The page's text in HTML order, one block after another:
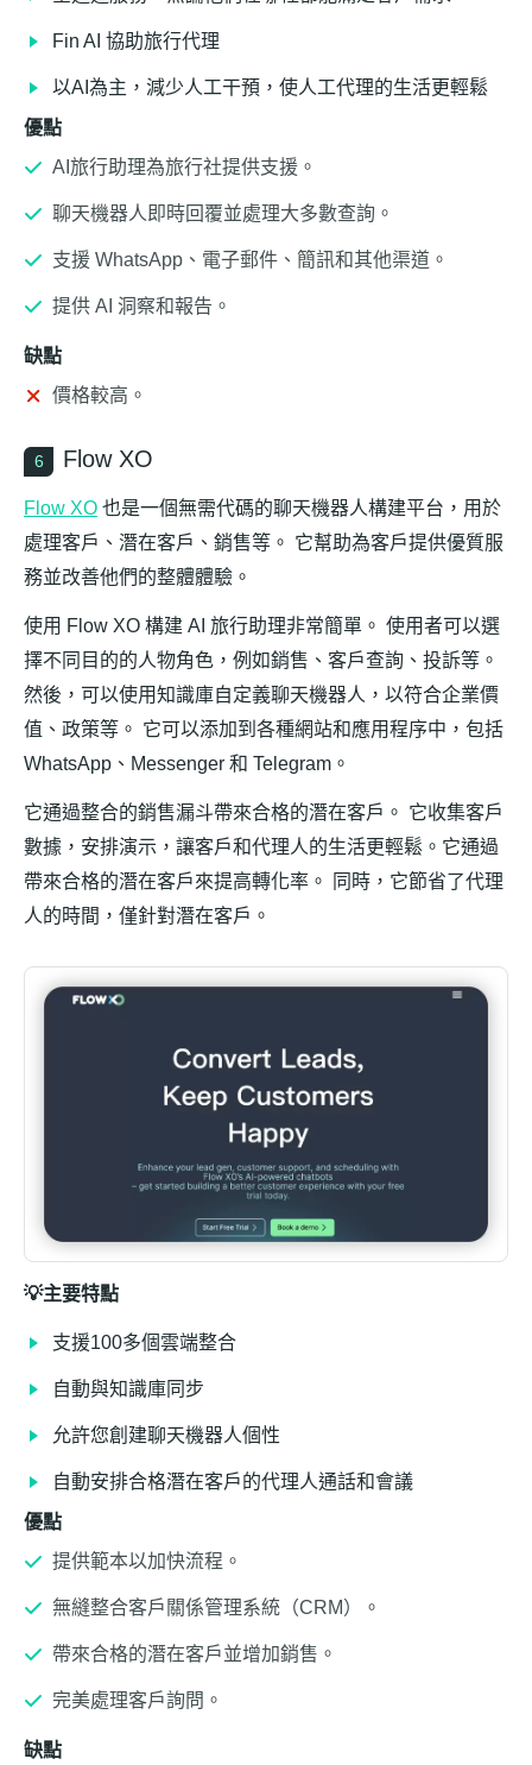
Fin AI 協助旅行代理
以AI為主，減少人工干預，使人工代理的生活更輕鬆
優點
AI旅行助理為旅行社提供支援。
聊天機器人即時回覆並處理大多數查詢。
支援 WhatsApp、電子郵件、簡訊和其他渠道。
提供 AI 洞察和報告。
缺點
價格較高。
6 Flow XO
Flow XO 也是一個無需代碼的聊天機器人構建平台，用於
處理客戶、潛在客戶、銷售等。 它幫助為客戶提供優質服
務並改善他們的整體體驗。
使用 Flow XO 構建 AI 旅行助理非常簡單。 使用者可以選
擇不同目的的人物角色，例如銷售、客戶查詢、投訴等。
然後，可以使用知識庫自定義聊天機器人，以符合企業價
值、政策等。 它可以添加到各種網站和應用程序中，包括
WhatsApp、Messenger 和 Telegram。
它通過整合的銷售漏斗帶來合格的潛在客戶。 它收集客戶
數據，安排演示，讓客戶和代理人的生活更輕鬆。它通過
帶來合格的潛在客戶來提高轉化率。 同時，它節省了代理
人的時間，僅針對潛在客戶。
💡主要特點
支援100多個雲端整合
自動與知識庫同步
允許您創建聊天機器人個性
自動安排合格潛在客戶的代理人通話和會議
優點
提供範本以加快流程。
無縫整合客戶關係管理系統（CRM）。
帶來合格的潛在客戶並增加銷售。
完美處理客戶詢問。
缺點